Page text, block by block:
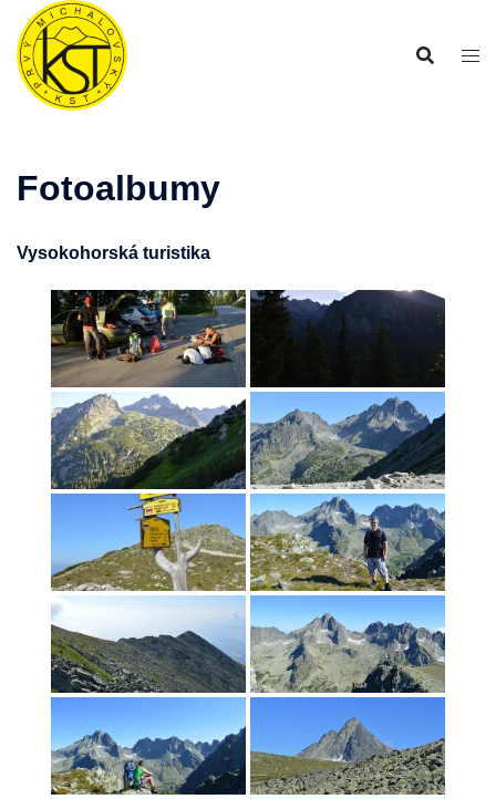
Preskočiť
obsah
Fotoalbumy
Vysokohorská turistika